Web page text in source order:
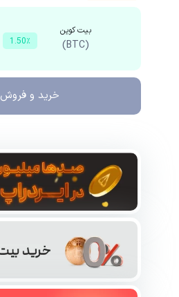
بیت کوین
(BTC) 1.50٪
خرید و فروش